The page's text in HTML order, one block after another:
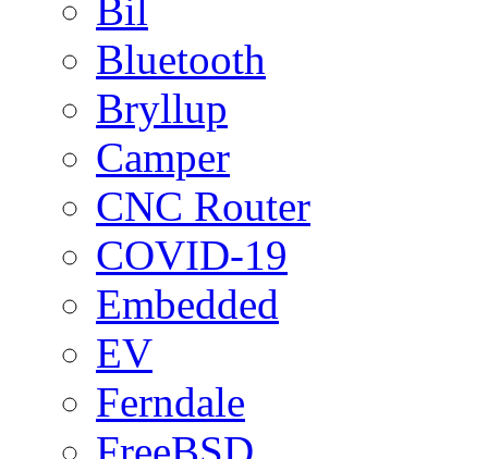
Bil
Bluetooth
Bryllup
Camper
CNC Router
COVID-19
Embedded
EV
Ferndale